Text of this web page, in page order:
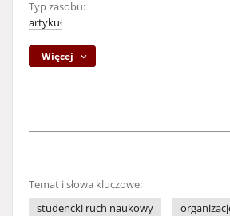
Typ zasobu:
artykuł
Więcej
Temat i słowa kluczowe:
studencki ruch naukowy